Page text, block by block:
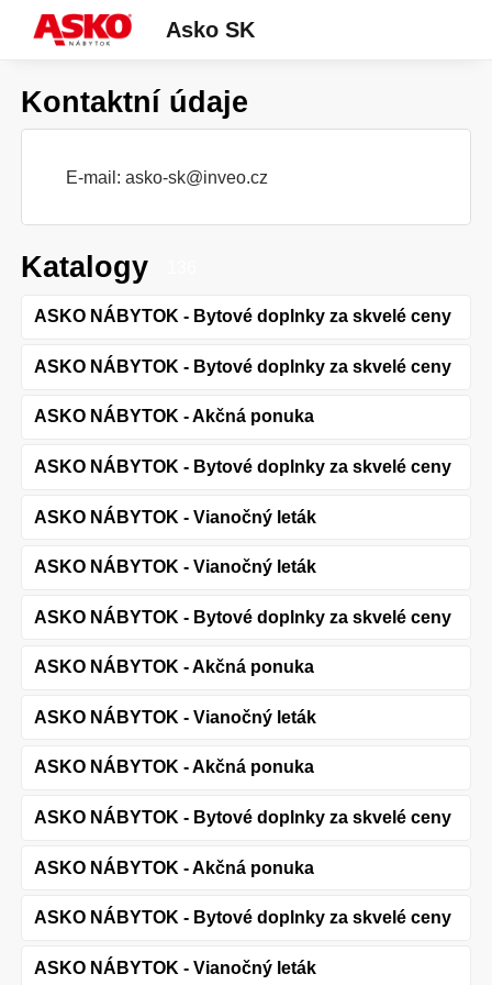
Asko SK
Kontaktní údaje
E-mail: asko-sk@inveo.cz
Katalogy
ASKO NÁBYTOK - Bytové doplnky za skvelé ceny
ASKO NÁBYTOK - Bytové doplnky za skvelé ceny
ASKO NÁBYTOK - Akčná ponuka
ASKO NÁBYTOK - Bytové doplnky za skvelé ceny
ASKO NÁBYTOK - Vianočný leták
ASKO NÁBYTOK - Vianočný leták
ASKO NÁBYTOK - Bytové doplnky za skvelé ceny
ASKO NÁBYTOK - Akčná ponuka
ASKO NÁBYTOK - Vianočný leták
ASKO NÁBYTOK - Akčná ponuka
ASKO NÁBYTOK - Bytové doplnky za skvelé ceny
ASKO NÁBYTOK - Akčná ponuka
ASKO NÁBYTOK - Bytové doplnky za skvelé ceny
ASKO NÁBYTOK - Vianočný leták